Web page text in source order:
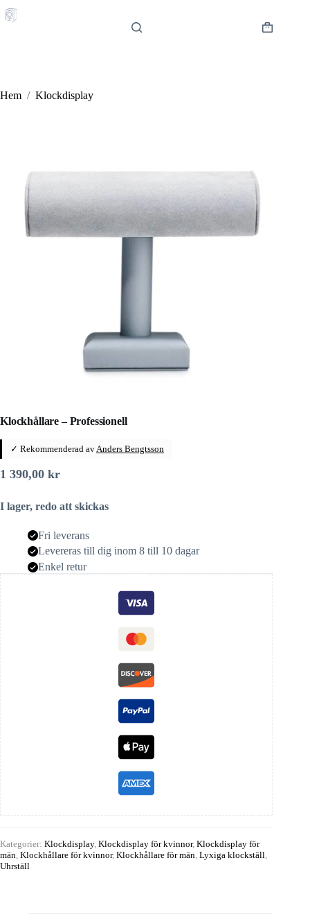
till
Varukorg
Hem / Klockdisplay
Klockhållare – Professionell
✓ Rekommenderad av Anders Bengtsson
1 390,00 kr
I lager, redo att skickas
Fri leverans
Levereras till dig inom 8 till 10 dagar
Enkel retur
Kategorier: Klockdisplay, Klockdisplay för kvinnor, Klockdisplay för
män, Klockhållare för kvinnor, Klockhållare för män, Lyxiga klockställ,
Uhrställ